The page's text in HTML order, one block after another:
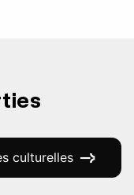
culturelles